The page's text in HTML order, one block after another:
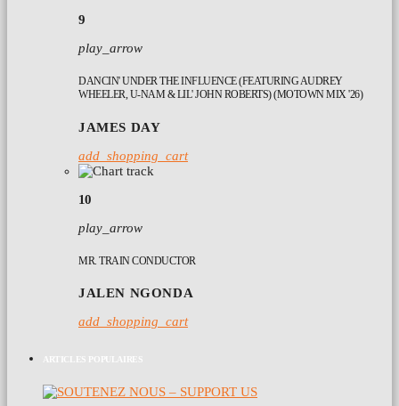
9
play_arrow
DANCIN' UNDER THE INFLUENCE (FEATURING AUDREY
WHEELER, U-NAM & LIL' JOHN ROBERTS) (MOTOWN MIX '26)
JAMES DAY
add_shopping_cart
10
play_arrow
MR. TRAIN CONDUCTOR
JALEN NGONDA
add_shopping_cart
ARTICLES POPULAIRES